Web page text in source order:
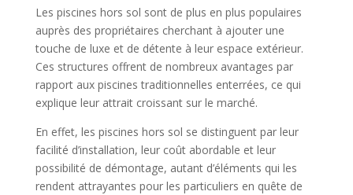
Les piscines hors sol sont de plus en plus populaires
auprès des propriétaires cherchant à ajouter une
touche de luxe et de détente à leur espace extérieur.
Ces structures offrent de nombreux avantages par
rapport aux piscines traditionnelles enterrées, ce qui
explique leur attrait croissant sur le marché.
En effet, les piscines hors sol se distinguent par leur
facilité d’installation, leur coût abordable et leur
possibilité de démontage, autant d’éléments qui les
rendent attrayantes pour les particuliers en quête de